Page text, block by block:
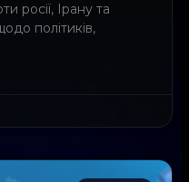
росії, Ірану та
політиків,